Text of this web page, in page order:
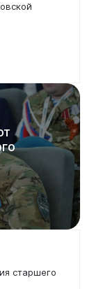
старшего